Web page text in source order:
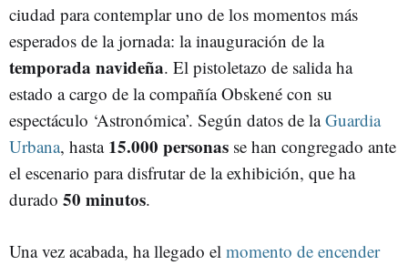
ciudad para contemplar uno de los momentos más
esperados de la jornada: la inauguración de la
temporada navideña. El pistoletazo de salida ha
estado a cargo de la compañía Obskené con su
espectáculo ‘Astronómica’. Según datos de laGuardia
Urbana, hasta 15.000 personas se han congregado ante
el escenario para disfrutar de la exhibición, que ha
durado 50 minutos.
Una vez acabada, ha llegado el momento de encender